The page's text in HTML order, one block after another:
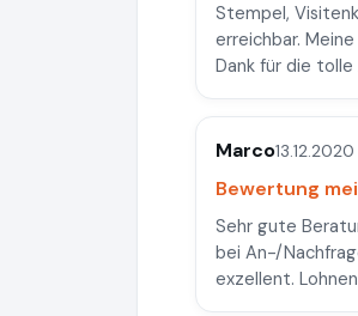
Stempel,
erreichbar.
Dank für die tolle
Marco13.12.2020
Bewertung
Sehr gute
bei An-/
exzellent.